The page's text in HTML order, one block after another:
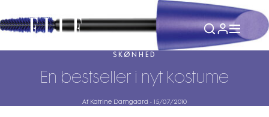
SKØNHED
En bestseller i nyt kostume
Af Katrine Damgaard - 15/07/2010